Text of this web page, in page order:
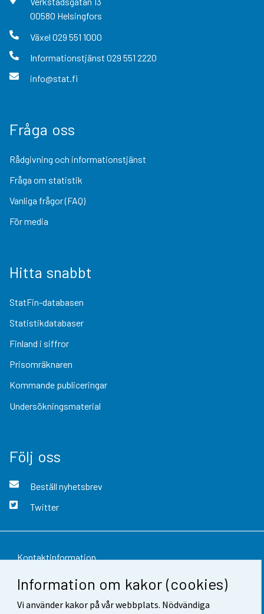
Information om kakor (cookies)
Vi använder kakor på vår webbplats. Nödvändiga
00580 Helsingfors
Växel 029 551 1000
Informationstjänst 029 551 2220
info@stat.fi
Fråga oss
Rådgivning och informationstjänst
Fråga om statistik
Vanliga frågor (FAQ)
För media
Hitta snabbt
StatFin-databasen
Statistikdatabaser
Finland i siffror
Prisomräknaren
Kommande publiceringar
Undersökningsmaterial
Följ oss
Beställ nyhetsbrev
Twitter
Kontaktinformation
Respons
Användarvillkor